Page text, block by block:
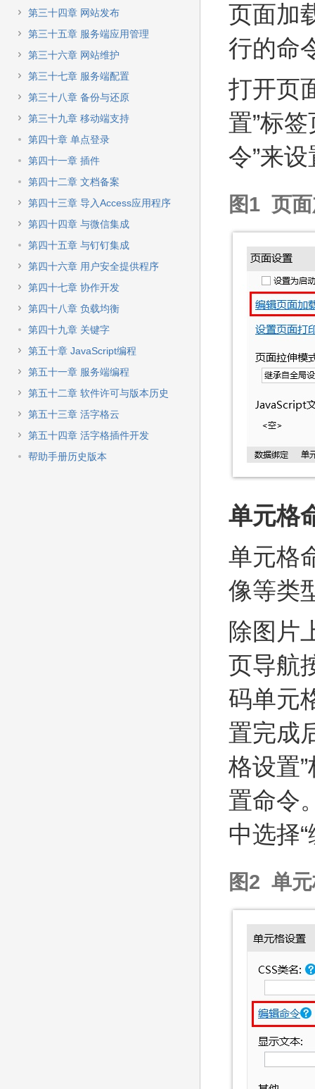
第三十四章 网站发布
第三十五章 服务端应用管理
第三十六章 网站维护
第三十七章 服务端配置
第三十八章 备份与还原
第三十九章 移动端支持
第四十章 单点登录
第四十一章 插件
第四十二章 文档备案
第四十三章 导入Access应用程序
第四十四章 与微信集成
第四十五章 与钉钉集成
第四十六章 用户安全提供程序
第四十七章 协作开发
第四十八章 负载均衡
第四十九章 关键字
第五十章 JavaScript编程
第五十一章 服务端编程
第五十二章 软件许可与版本历史
第五十三章 活字格云
第五十四章 活字格插件开发
帮助手册历史版本
页面加
行的命
打开页
置”标
令”来
图1 页
单元格
单元格
像等类
除图片
页导航
码单元
置完成
格设置
置命令
中选择
图2 单